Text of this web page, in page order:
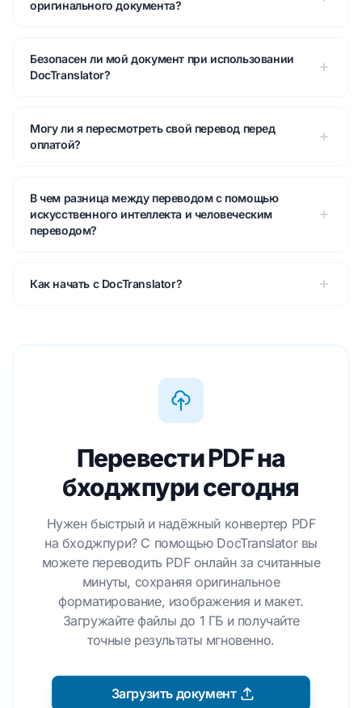
оригинального документа?
Безопасен ли мой документ при использовании
DocTranslator?
Могу ли я пересмотреть свой перевод перед
оплатой?
В чем разница между переводом с помощью
искусственного интеллекта и человеческим
переводом?
Как начать с DocTranslator?
Перевести PDF на
бходжпури сегодня
Нужен быстрый и надёжный конвертер PDF
на бходжпури? С помощью DocTranslator вы
можете переводить PDF онлайн за считанные
минуты, сохраняя оригинальное
форматирование, изображения и макет.
Загружайте файлы до 1 ГБ и получайте
точные результаты мгновенно.
Загрузить документ